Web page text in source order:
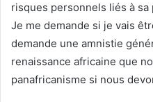
risques personnels liés à
Je me demande si je vais
demande une amnistie
renaissance africaine que
panafricanisme si nous